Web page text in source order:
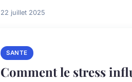
22 juillet 2025
SANTE
Comment le stress